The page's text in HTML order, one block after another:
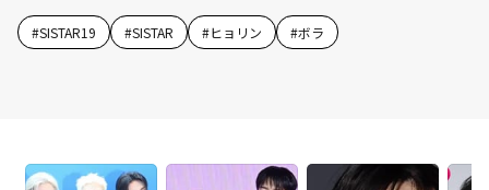
#SISTAR19 #SISTAR #ヒョリン #ボラ